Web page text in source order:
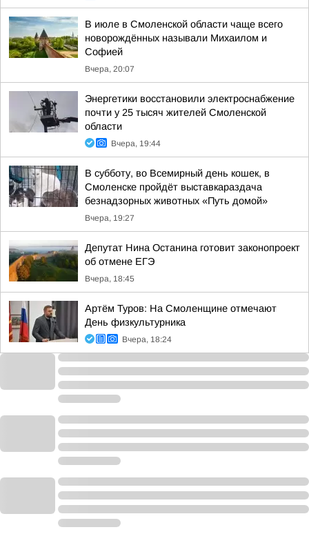
В июле в Смоленской области чаще всего
новорождённых называли Михаилом и
Софией
Вчера, 20:07
Энергетики восстановили электроснабжение
почти у 25 тысяч жителей Смоленской
области
Вчера, 19:44
В субботу, во Всемирный день кошек, в
Смоленске пройдёт выставкараздача
безнадзорных животных «Путь домой»
Вчера, 19:27
Депутат Нина Останина готовит законопроект
об отмене ЕГЭ
Вчера, 18:45
Артём Туров: На Смоленщине отмечают
День физкультурника
Вчера, 18:24